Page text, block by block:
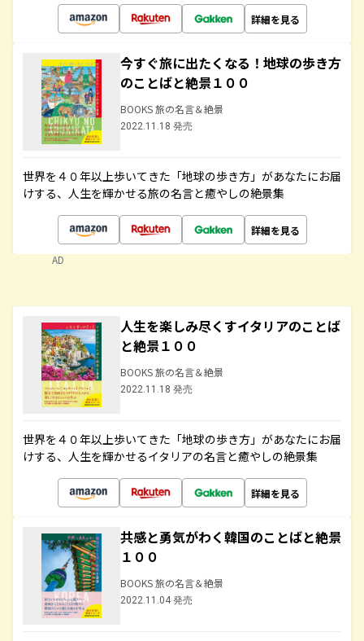
詳細を見る
今すぐ旅に出たくなる！地球の歩き方
のことばと絶景１００
BOOKS 旅の名言＆絶景
2022.11.18 発売
世界を４０年以上歩いてきた「地球の歩き方」があなたにお届
けする、人生を輝かせる旅の名言と癒やしの絶景集
詳細を見る
AD
人生を楽しみ尽くすイタリアのことば
と絶景１００
BOOKS 旅の名言＆絶景
2022.11.18 発売
世界を４０年以上歩いてきた「地球の歩き方」があなたにお届
けする、人生を輝かせるイタリアの名言と癒やしの絶景集
詳細を見る
共感と勇気がわく韓国のことばと絶景
１００
BOOKS 旅の名言＆絶景
2022.11.04 発売